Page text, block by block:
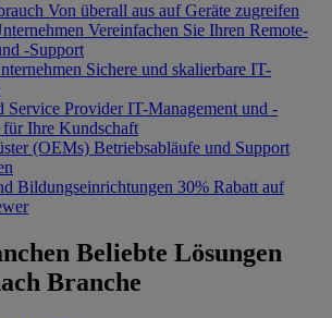
Von überall aus auf Geräte zugreifen
Vereinfachen Sie Ihren Remote-
-Support
Sichere und skalierbare IT-
Service Provider IT-Management und -
für Ihre Kundschaft
(OEMs) Betriebsabläufe und Support
Bildungseinrichtungen 30% Rabatt auf
Beliebte Lösungen
Branche